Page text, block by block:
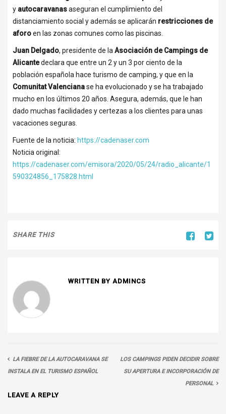
y autocaravanasaseguran el cumplimiento del
distanciamiento social y además se aplicarán restricciones de
aforoen las zonas comunes como las piscinas.
Juan Delgado, presidente de la Asociación de Campings de
Alicantedeclara que entre un 2 y un 3 por ciento de la
población española hace turismo de camping, y que en la
Comunitat Valencianase ha evolucionado y se ha trabajado
mucho en los últimos 20 años. Asegura, además, que le han
dado muchas facilidades y certezas a los clientes para unas
vacaciones seguras.
Fuente de la noticia: https://cadenaser.com
Noticia original:
https://cadenaser.com/emisora/2020/05/24/radio_alicante/1
590324856_175828.html
SHARE THIS
WRITTEN BY ADMINCS
LA FIEBRE DE LA AUTOCARAVANA SE
INSTALA EN EL TURISMO ESPAÑOL
LOS CAMPINGS PIDEN DECIDIR SOBRE
SU APERTURA E INCORPORACIÓN DE
PERSONAL
LEAVE A REPLY
Puedes solicitar cita previa por whatsapp pulsando